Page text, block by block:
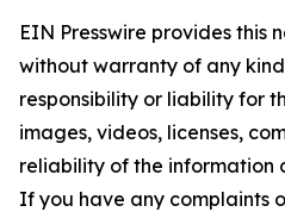
EIN Presswire provides this
without warranty of any
responsibility or liability for
images, videos, licenses,
reliability of the information
If you have any complaints